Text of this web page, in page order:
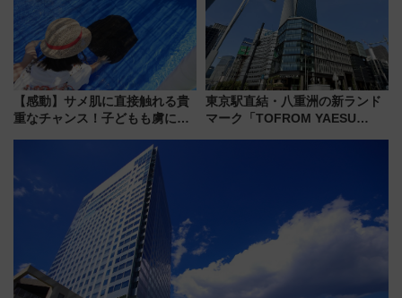
【感動】サメ肌に直接触れる貴
重なチャンス！子どもも虜にな
メのタッチングプール」【夏休
東京駅直結・八重洲の新ランド
マーク「TOFROM YAESU